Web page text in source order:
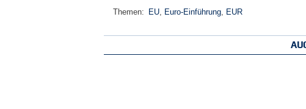
Themen: EU, Euro-Einführung, EUR